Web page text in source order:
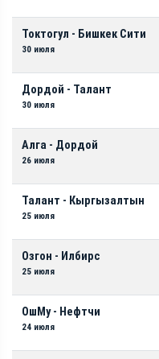
Токтогул - Бишкек Сити
30 июля
Дордой - Талант
30 июля
Алга - Дордой
26 июля
Талант - Кыргызалтын
25 июля
Озгон - Илбирс
25 июля
ОшМу - Нефтчи
24 июля